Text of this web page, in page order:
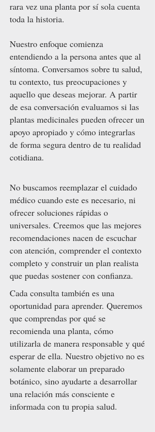
rara vez una planta por sí sola cuenta
toda la historia.
Nuestro enfoque comienza
entendiendo a la persona antes que al
síntoma. Conversamos sobre tu salud,
tu contexto, tus preocupaciones y
aquello que deseas mejorar. A partir
de esa conversación evaluamos si las
plantas medicinales pueden ofrecer un
apoyo apropiado y cómo integrarlas
de forma segura dentro de tu realidad
cotidiana.
No buscamos reemplazar el cuidado
médico cuando este es necesario, ni
ofrecer soluciones rápidas o
universales. Creemos que las mejores
recomendaciones nacen de escuchar
con atención, comprender el contexto
completo y construir un plan realista
que puedas sostener con confianza.
Cada consulta también es una
oportunidad para aprender. Queremos
que comprendas por qué se
recomienda una planta, cómo
utilizarla de manera responsable y qué
esperar de ella. Nuestro objetivo no es
solamente elaborar un preparado
botánico, sino ayudarte a desarrollar
una relación más consciente e
informada con tu propia salud.